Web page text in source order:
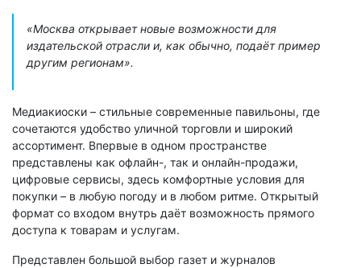
«Москва открывает новые возможности для
издательской отрасли и, как обычно, подаёт пример
другим регионам».
Медиакиоски – стильные современные павильоны, где
сочетаются удобство уличной торговли и широкий
ассортимент. Впервые в одном пространстве
представлены как офлайн-, так и онлайн-продажи,
цифровые сервисы, здесь комфортные условия для
покупки – в любую погоду и в любом ритме. Открытый
формат со входом внутрь даёт возможность прямого
доступа к товарам и услугам.
Представлен большой выбор газет и журналов